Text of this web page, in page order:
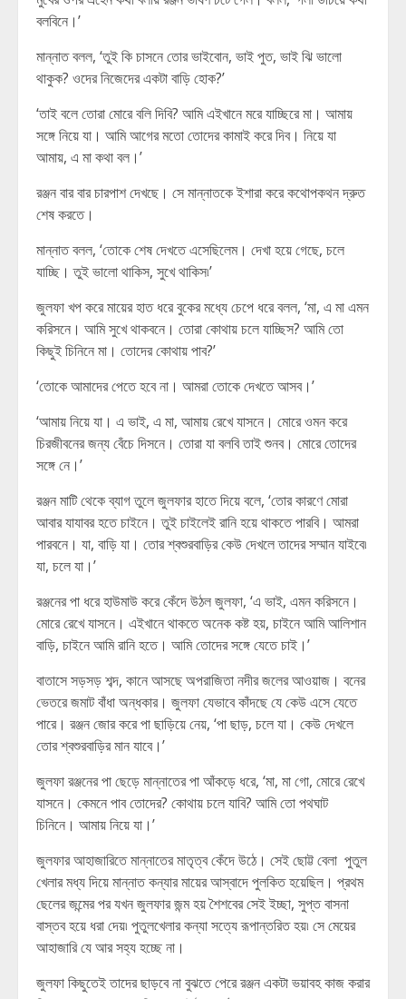
বলবিনে।’
মান্নাত বলল, ‘তুই কি চাসনে তোর ভাইবোন, ভাই পুত, ভাই ঝি ভালো
থাকুক? ওদের নিজেদের একটা বাড়ি হোক?’
‘তাই বলে তোরা মোরে বলি দিবি? আমি এইখানে মরে যাচ্ছিরে মা। আমায়
সঙ্গে নিয়ে যা। আমি আগের মতো তোদের কামাই করে দিব। নিয়ে যা
আমায়, এ মা কথা বল।’
রঞ্জন বার বার চারপাশ দেখছে। সে মান্নাতকে ইশারা করে কথোপকথন দ্রুত
শেষ করতে।
মান্নাত বলল, ‘তোকে শেষ দেখতে এসেছিলেম। দেখা হয়ে গেছে, চলে
যাচ্ছি। তুই ভালো থাকিস, সুখে থাকিস৷’
জুলফা খপ করে মায়ের হাত ধরে বুকের মধ্যে চেপে ধরে বলল, ‘মা, এ মা এমন
করিসনে। আমি সুখে থাকবনে। তোরা কোথায় চলে যাচ্ছিস? আমি তো
কিছুই চিনিনে মা। তোদের কোথায় পাব?’
‘তোকে আমাদের পেতে হবে না। আমরা তোকে দেখতে আসব।’
‘আমায় নিয়ে যা। এ ভাই, এ মা, আমায় রেখে যাসনে। মোরে ওমন করে
চিরজীবনের জন্য বেঁচে দিসনে। তোরা যা বলবি তাই শুনব। মোরে তোদের
সঙ্গে নে।’
রঞ্জন মাটি থেকে ব্যাগ তুলে জুলফার হাতে দিয়ে বলে, ‘তোর কারণে মোরা
আবার যাযাবর হতে চাইনে। তুই চাইলেই রানি হয়ে থাকতে পারবি। আমরা
পারবনে। যা, বাড়ি যা। তোর শ্বশুরবাড়ির কেউ দেখলে তাদের সম্মান যাইবে৷
যা, চলে যা।’
রঞ্জনের পা ধরে হাউমাউ করে কেঁদে উঠল জুলফা, ‘এ ভাই, এমন করিসনে।
মোরে রেখে যাসনে। এইখানে থাকতে অনেক কষ্ট হয়, চাইনে আমি আলিশান
বাড়ি, চাইনে আমি রানি হতে। আমি তোদের সঙ্গে যেতে চাই।’
বাতাসে সড়সড় শব্দ, কানে আসছে অপরাজিতা নদীর জলের আওয়াজ। বনের
ভেতরে জমাট বাঁধা অন্ধকার। জুলফা যেভাবে কাঁদছে যে কেউ এসে যেতে
পারে। রঞ্জন জোর করে পা ছাড়িয়ে নেয়, ‘পা ছাড়, চলে যা। কেউ দেখলে
তোর শ্বশুরবাড়ির মান যাবে।’
জুলফা রঞ্জনের পা ছেড়ে মান্নাতের পা আঁকড়ে ধরে, ‘মা, মা গো, মোরে রেখে
যাসনে। কেমনে পাব তোদের? কোথায় চলে যাবি? আমি তো পথঘাট
চিনিনে। আমায় নিয়ে যা।’
জুলফার আহাজারিতে মান্নাতের মাতৃত্ব কেঁদে উঠে। সেই ছোট্ট বেলা পুতুল
খেলার মধ্য দিয়ে মান্নাত কন্যার মায়ের আস্বাদে পুলকিত হয়েছিল। প্রথম
ছেলের জন্মের পর যখন জুলফার জন্ম হয় শৈশবের সেই ইচ্ছা, সুপ্ত বাসনা
বাস্তব হয়ে ধরা দেয়৷ পুতুলখেলার কন্যা সত্যে রূপান্তরিত হয়৷ সে মেয়ের
আহাজারি যে আর সহ্য হচ্ছে না।
জুলফা কিছুতেই তাদের ছাড়বে না বুঝতে পেরে রঞ্জন একটা ভয়াবহ কাজ করার